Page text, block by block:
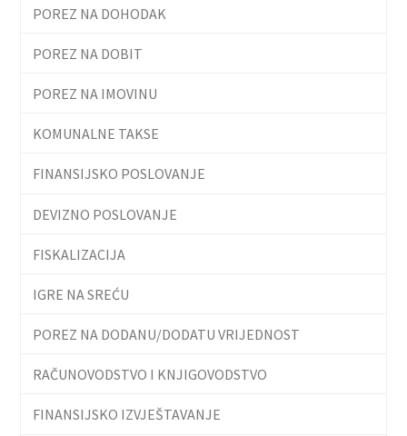
POREZ NA DOHODAK
POREZ NA DOBIT
POREZ NA IMOVINU
KOMUNALNE TAKSE
FINANSIJSKO POSLOVANJE
DEVIZNO POSLOVANJE
FISKALIZACIJA
IGRE NA SREĆU
POREZ NA DODANU/DODATU VRIJEDNOST
RAČUNOVODSTVO I KNJIGOVODSTVO
FINANSIJSKO IZVJEŠTAVANJE